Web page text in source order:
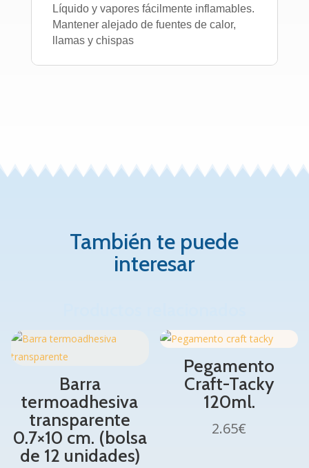
Líquido y vapores fácilmente inflamables.
Mantener alejado de fuentes de calor,
llamas y chispas
También te puede
interesar
Barra
termoadhesiva
transparente
0.7×10 cm. (bolsa
de 12 unidades)
Pegamento
Craft-Tacky
120ml.
2.65€